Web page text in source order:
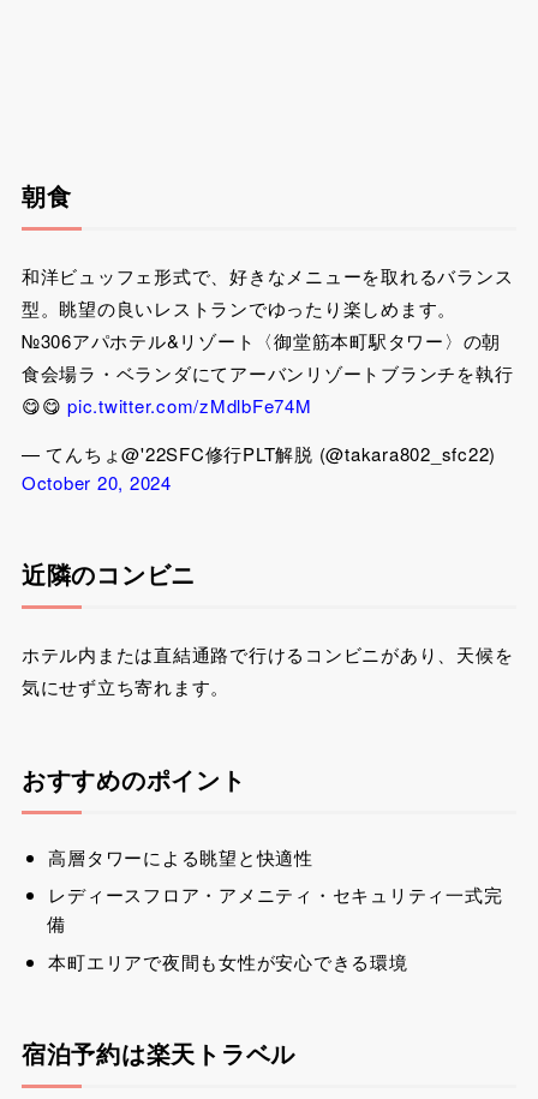
朝食
和洋ビュッフェ形式で、好きなメニューを取れるバランス
型。眺望の良いレストランでゆったり楽しめます。
№306アパホテル&リゾート〈御堂筋本町駅タワー〉の朝
食会場ラ・ベランダにてアーバンリゾートブランチを執行
😋😋pic.twitter.com/zMdlbFe74M
— てんちょ@'22SFC修行PLT解脱 (@takara802_sfc22)
October 20, 2024
近隣のコンビニ
ホテル内または直結通路で行けるコンビニがあり、天候を
気にせず立ち寄れます。
おすすめのポイント
高層タワーによる眺望と快適性
レディースフロア・アメニティ・セキュリティ一式完
備
本町エリアで夜間も女性が安心できる環境
宿泊予約は楽天トラベル